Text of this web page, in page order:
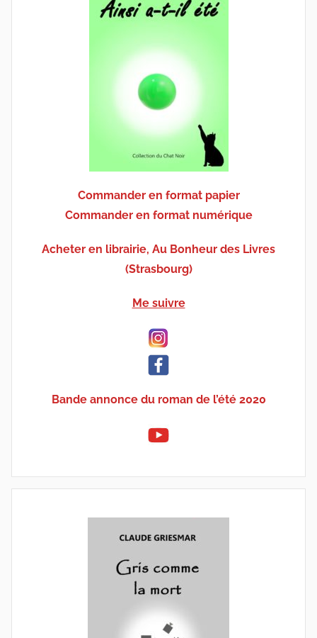
Commander en format papier
Commander en format numérique
Acheter en librairie, Au Bonheur des Livres
(Strasbourg)
Me suivre
Bande annonce du roman de l’été 2020